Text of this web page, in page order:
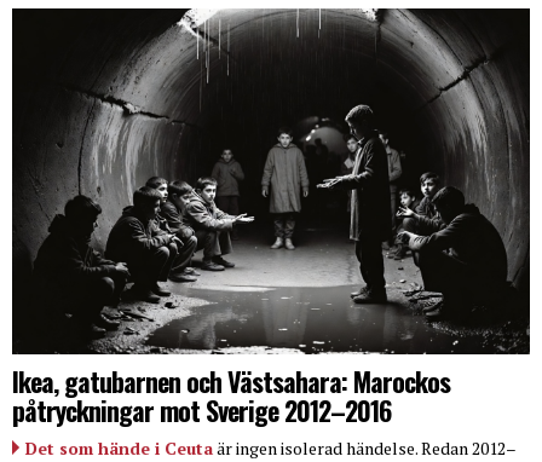
Ikea, gatubarnen och Västsahara: Marockos
påtryckningar mot Sverige 2012–2016
Det som hände i Ceutaär ingen isolerad händelse. Redan 2012–